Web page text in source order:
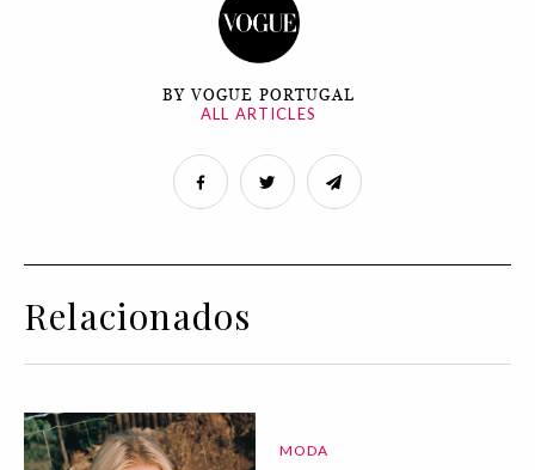
BY VOGUE PORTUGAL
ALL ARTICLES
Relacionados
MODA